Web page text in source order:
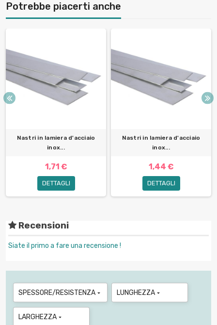
Potrebbe piacerti anche
Nastri in lamiera d'acciaio
inox...
1,71 €
DETTAGLI
Nastri in lamiera d'acciaio
inox...
1,44 €
DETTAGLI
Recensioni
Siate il primo a fare una recensione !
SPESSORE/RESISTENZA  LUNGHEZZA 
LARGHEZZA 